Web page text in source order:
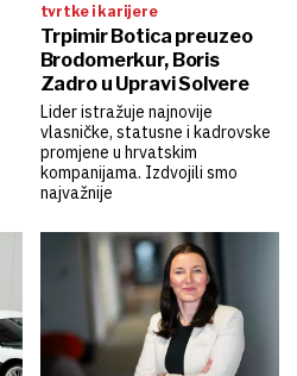
tvrtke i karijere
Trpimir Botica preuzeo
Brodomerkur, Boris
Zadro u Upravi Solvere
Lider istražuje najnovije
vlasničke, statusne i kadrovske
promjene u hrvatskim
kompanijama. Izdvojili smo
najvažnije